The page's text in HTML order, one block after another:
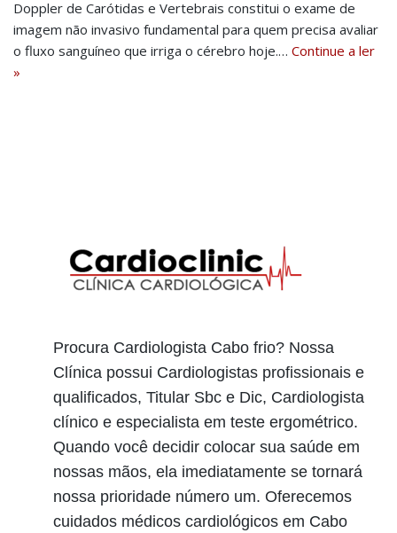
Doppler de Carótidas e Vertebrais constitui o exame de
imagem não invasivo fundamental para quem precisa avaliar
o fluxo sanguíneo que irriga o cérebro hoje.… Continue a ler
»
Procura Cardiologista Cabo frio? Nossa
Clínica possui Cardiologistas profissionais e
qualificados, Titular Sbc e Dic, Cardiologista
clínico e especialista em teste ergométrico.
Quando você decidir colocar sua saúde em
nossas mãos, ela imediatamente se tornará
nossa prioridade número um. Oferecemos
cuidados médicos cardiológicos em Cabo